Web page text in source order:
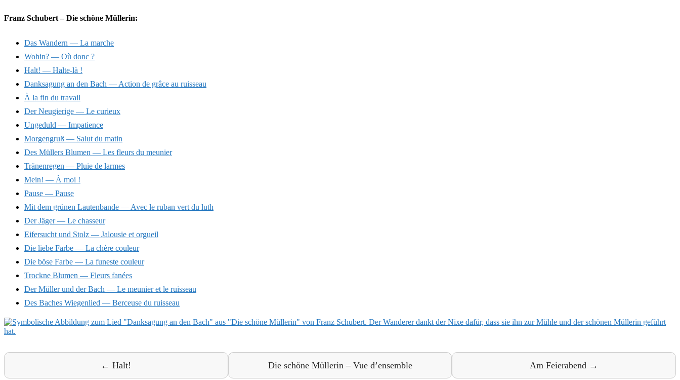
Franz Schubert – Die schöne Müllerin:
Das Wandern — La marche
Wohin? — Où donc ?
Halt! — Halte-là !
Danksagung an den Bach — Action de grâce au ruisseau
À la fin du travail
Der Neugierige — Le curieux
Ungeduld — Impatience
Morgengruß — Salut du matin
Des Müllers Blumen — Les fleurs du meunier
Tränenregen — Pluie de larmes
Mein! — À moi !
Pause — Pause
Mit dem grünen Lautenbande — Avec le ruban vert du luth
Der Jäger — Le chasseur
Eifersucht und Stolz — Jalousie et orgueil
Die liebe Farbe — La chère couleur
Die böse Farbe — La funeste couleur
Trockne Blumen — Fleurs fanées
Der Müller und der Bach — Le meunier et le ruisseau
Des Baches Wiegenlied — Berceuse du ruisseau
← Halt! Die schöne Müllerin – Vue d’ensemble Am Feierabend →